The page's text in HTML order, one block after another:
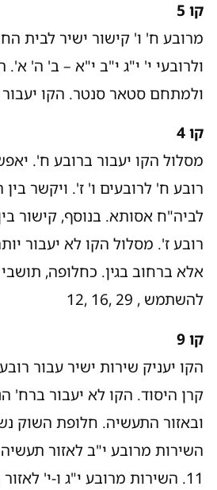
קו 5
מרובע ח' ו' קישור ישיר לבית
ולרובעי י' י"ג י"ב י"א – ב' ה' א'.
ולמתחם סטאר סנטר. הקו יעבור
קו 4
מסלול הקו יעבור ברובע ח'.
רובע ח' לרובעים ו' ז'. ויקשר בין
לביה"ח אסותא. בנוסף, קישור
רובע ז'. מסלול הקו לא יעבור
אלא ברחוב בגין. כחלופה, תושבי
להשתמש , 29 ,16 ,12
קו 9
הקו יעניק שירות ישיר עבור
קרן היסוד. הקו לא יעבור ברח'
ובאזור התעשיה. חלופת השוק
השירות מרובע י"ב לאזור תעשיה
11. השירות מרובע י"ג ו-י' לאזור